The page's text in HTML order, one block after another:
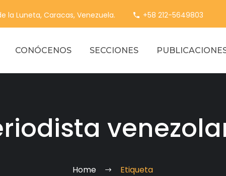
la Luneta, Caracas, Venezuela. +58 212-5649803
CONÓCENOS SECCIONES
Home Etiqueta